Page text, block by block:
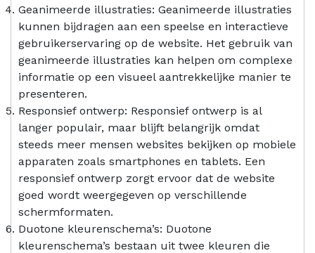
Geanimeerde illustraties: Geanimeerde illustraties
kunnen bijdragen aan een speelse en interactieve
gebruikerservaring op de website. Het gebruik van
geanimeerde illustraties kan helpen om complexe
informatie op een visueel aantrekkelijke manier te
presenteren.
Responsief ontwerp: Responsief ontwerp is al
langer populair, maar blijft belangrijk omdat
steeds meer mensen websites bekijken op mobiele
apparaten zoals smartphones en tablets. Een
responsief ontwerp zorgt ervoor dat de website
goed wordt weergegeven op verschillende
schermformaten.
Duotone kleurenschema’s: Duotone
kleurenschema’s bestaan uit twee kleuren die